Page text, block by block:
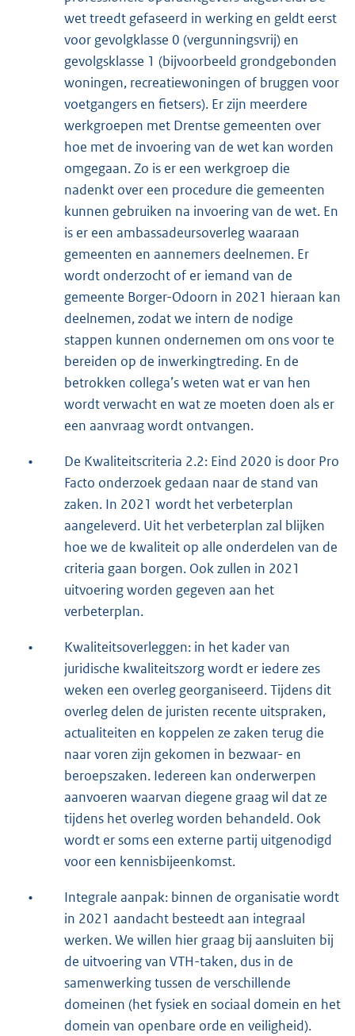
wet treedt gefaseerd in werking en geldt eerst
voor gevolgklasse 0 (vergunningsvrij) en
gevolgsklasse 1 (bijvoorbeeld grondgebonden
woningen, recreatiewoningen of bruggen voor
voetgangers en fietsers). Er zijn meerdere
werkgroepen met Drentse gemeenten over
hoe met de invoering van de wet kan worden
omgegaan. Zo is er een werkgroep die
nadenkt over een procedure die gemeenten
kunnen gebruiken na invoering van de wet. En
is er een ambassadeursoverleg waaraan
gemeenten en aannemers deelnemen. Er
wordt onderzocht of er iemand van de
gemeente Borger-Odoorn in 2021 hieraan kan
deelnemen, zodat we intern de nodige
stappen kunnen ondernemen om ons voor te
bereiden op de inwerkingtreding. En de
betrokken collega’s weten wat er van hen
wordt verwacht en wat ze moeten doen als er
een aanvraag wordt ontvangen.
•
De Kwaliteitscriteria 2.2: Eind 2020 is door Pro
Facto onderzoek gedaan naar de stand van
zaken. In 2021 wordt het verbeterplan
aangeleverd. Uit het verbeterplan zal blijken
hoe we de kwaliteit op alle onderdelen van de
criteria gaan borgen. Ook zullen in 2021
uitvoering worden gegeven aan het
verbeterplan.
•
Kwaliteitsoverleggen: in het kader van
juridische kwaliteitszorg wordt er iedere zes
weken een overleg georganiseerd. Tijdens dit
overleg delen de juristen recente uitspraken,
actualiteiten en koppelen ze zaken terug die
naar voren zijn gekomen in bezwaar- en
beroepszaken. Iedereen kan onderwerpen
aanvoeren waarvan diegene graag wil dat ze
tijdens het overleg worden behandeld. Ook
wordt er soms een externe partij uitgenodigd
voor een kennisbijeenkomst.
•
Integrale aanpak: binnen de organisatie wordt
in 2021 aandacht besteedt aan integraal
werken. We willen hier graag bij aansluiten bij
de uitvoering van VTH-taken, dus in de
samenwerking tussen de verschillende
domeinen (het fysiek en sociaal domein en het
domein van openbare orde en veiligheid).